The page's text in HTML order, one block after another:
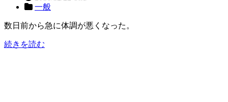
一般
数日前から急に体調が悪くなった。
続きを読む